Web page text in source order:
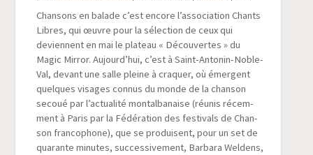
Chan­sons en balade c’est encore l’association Chants
Libres, qui œuvre pour la sélec­tion de ceux qui
deviennent en mai le pla­teau « Décou­vertes » du
Magic Mir­ror. Aujourd’hui, c’est à Saint-Anto­nin-Noble-
Val, devant une salle pleine à cra­quer, où émergent
quelques visages connus du monde de la chan­son
secoué par l’actualité mon­tal­ba­naise (réunis récem­
ment à Paris par la Fédé­ra­tion des fes­ti­vals de Chan­
son fran­co­phone), que se pro­duisent, pour un set de
qua­rante minutes, suc­ces­si­ve­ment, Bar­ba­ra Wel­dens,